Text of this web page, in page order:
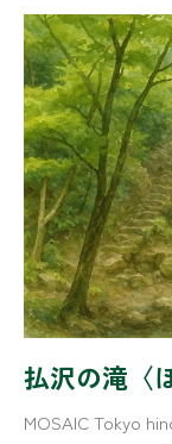
払沢の滝〈
MOSAIC Tokyo